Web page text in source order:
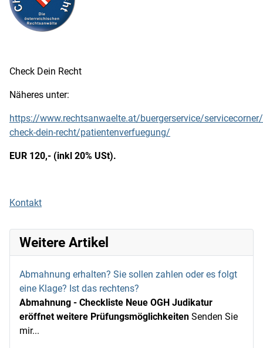
Check Dein Recht
Näheres unter:
https://www.rechtsanwaelte.at/buergerservice/
check-dein-recht/patientenverfuegung/
EUR 120,- (inkl 20% USt).
Kontakt
Weitere Artikel
Abmahnung erhalten? Sie sollen zahlen oder es folgt
eine Klage? Ist das rechtens?
Abmahnung - Checkliste Neue OGH Judikatur
eröffnet weitere Prüfungsmöglichkeiten Senden Sie
mir...